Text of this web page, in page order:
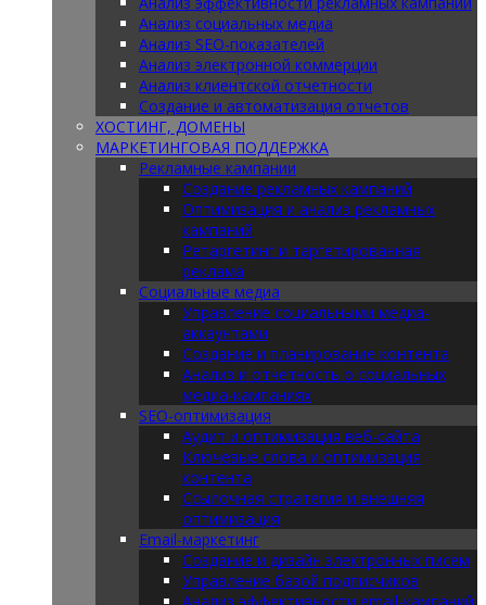
Анализ социальных медиа
Анализ SEO-показателей
Анализ электронной коммерции
Анализ клиентской отчетности
Создание и автоматизация отчетов
ХОСТИНГ, ДОМЕНЫ
МАРКЕТИНГОВАЯ ПОДДЕРЖКА
Рекламные кампании
Создание рекламных кампаний
Оптимизация и анализ рекламных
кампаний
Ретаргетинг и таргетированная
реклама
Социальные медиа
Управление социальными медиа-
аккаунтами
Создание и планирование контента
Анализ и отчетность о социальных
медиа-кампаниях
SEO-оптимизация
Аудит и оптимизация веб-сайта
Ключевые слова и оптимизация
контента
Ссылочная стратегия и внешняя
оптимизация
Email-маркетинг
Создание и дизайн электронных писем
Управление базой подписчиков